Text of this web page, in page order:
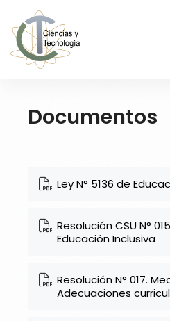
Documentos
Ley N° 5136 de
Resolución CSU N°
Educación Inclusiva
Resolución N° 017.
Adecuaciones